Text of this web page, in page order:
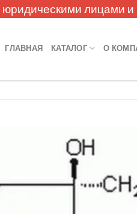
лицами
ГЛАВНАЯ КАТАЛОГ О